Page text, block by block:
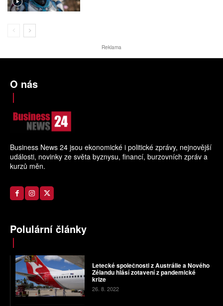
Reklama
O nás
Business News 24 jsou ekonomické i politické zprávy, nejnovější
události, novinky ze světa byznysu, financí, burzovních zpráv a
kurzů měn.
Polulární články
Letecké společnosti z Austrálie a Nového
Zélandu hlásí zotavení z pandemické
krize
26. 8. 2022